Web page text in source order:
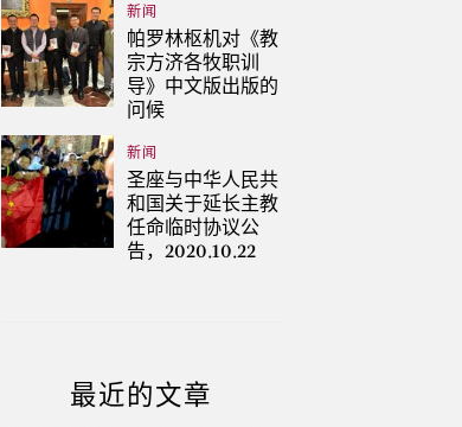
新闻
帕罗林枢机对《教
宗方济各牧职训
导》中文版出版的
问候
新闻
圣座与中华人民共
和国关于延长主教
任命临时协议公
告，2020.10.22
最近的文章